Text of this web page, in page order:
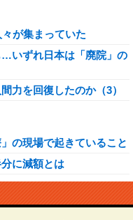
が集まっていた
いずれ日本は「廃院」の
力を回復したのか（3）
の現場で起きていること
に減額とは